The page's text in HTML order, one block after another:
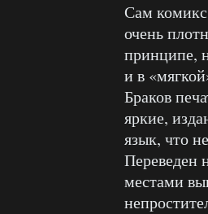
Сам
очень
принципе,
и в
Браков
яркие,
язык, что
Переведен
местами